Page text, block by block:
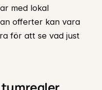
med lokal
offerter kan vara
för att se vad just